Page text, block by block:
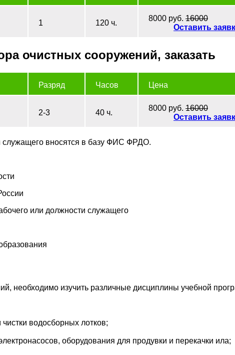
1 120 ч.
8000 руб. 16000
Оставить
очистных сооружений, заказать
Разряд Часов Цена
2-3 40 ч.
8000 руб. 16000
Оставить
служащего вносятся в базу ФИС ФРДО.
или должности служащего
необходимо изучить различные дисциплины учебной
водосборных лотков;
оборудования для продувки и перекачки ила;